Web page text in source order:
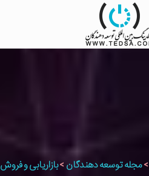
>مجله توسعه دهندگان >بازاریابی و فروش